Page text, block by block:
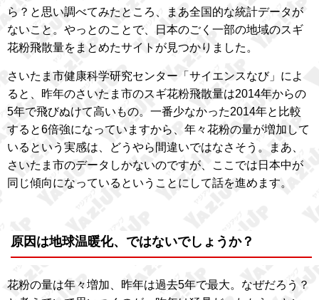
ら？と思い調べてみたところ、まあ全国的な統計データが
ないこと。やっとのことで、日本のごく一部の地域のスギ
花粉飛散量をまとめたサイトが見つかりました。
さいたま市健康科学研究センター「サイエンスなび」によ
ると、昨年のさいたま市のスギ花粉飛散量は2014年からの
5年で飛びぬけて高いもの。一番少なかった2014年と比較
すると6倍強になっていますから、年々花粉の量が増加して
いるという実感は、どうやら間違いではなさそう。まあ、
さいたま市のデータしかないのですが、ここでは日本中が
同じ傾向になっているということにして話を進めます。
原因は地球温暖化、ではないでしょうか？
花粉の量は年々増加、昨年は過去5年で最大。なぜだろう？